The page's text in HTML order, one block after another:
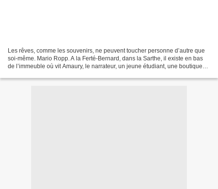
Les rêves, comme les souvenirs, ne peuvent toucher personne d’autre que
soi-même. Mario Ropp. A la Ferté-Bernard, dans la Sarthe, il existe en bas
de l’immeuble où vit Amaury, le narrateur, un jeune étudiant, une boutique